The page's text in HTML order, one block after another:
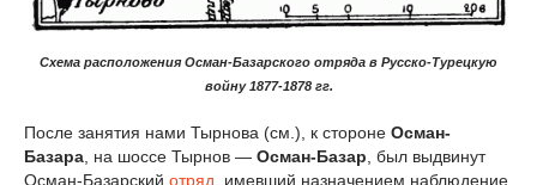
Схема расположения Осман-Базарского отряда в Русско-Турецкую
войну 1877-1878 гг.
После занятия нами Тырнова (см.), к стороне Осман-
Базара , на шоссе Тырнов — Осман-Базар , был выдвинут
Осман-Базарский отряд , имевший назначением наблюдение